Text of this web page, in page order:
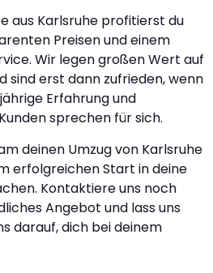
aus Karlsruhe profitierst du
Preisen und einem
Wir legen großen Wert auf
sind erst dann zufrieden, wenn
Erfahrung und
sprechen für sich.
deinen Umzug von Karlsruhe
erfolgreichen Start in deine
Kontaktiere uns noch
Angebot und lass uns
darauf, dich bei deinem